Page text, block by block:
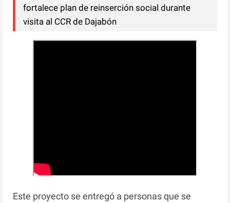
fortalece plan de reinserción social durante
visita al CCR de Dajabón
Este proyecto se entregó a personas que se